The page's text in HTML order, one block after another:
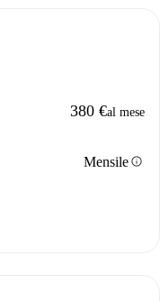
380 €al mese
Mensileinfo